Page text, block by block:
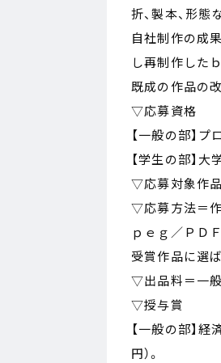
折、製本、形
自社制作の成
し再制作した
既成の作品の
▽応募資格
【一般の部】プ
【学生の部】
▽応募対象作
▽応募方法＝
ｐｅｇ／ＰＤ
受賞作品に選
▽出品料＝一般
▽授与賞
【一般の部】
円）。